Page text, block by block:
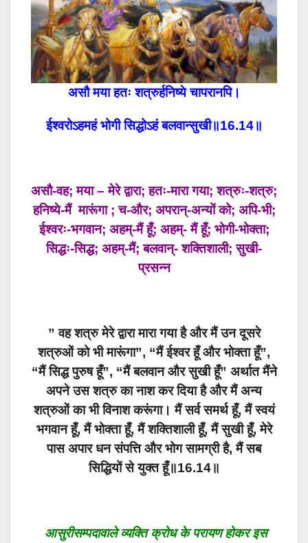
असौ मया हतः शत्रुर्हनिष्ये चापरानपि।
ईश्वरोऽहमहं भोगी सिद्धोऽहं बलवान्सुखी॥16.14॥
असौ-वह; मया – मेरे द्वारा; हतः-मारा गया; शत्रुः-शत्रु;
हनिष्ये-मैं मारूंगा ; च-और; अपरान्-अन्यों को; अपि-भी;
ईश्वरः-भगवान; अहम्-मैं हूँ; अहम्- मैं हूँ; भोगी-भोक्ता;
सिद्धः-सिद्ध; अहम्-मैं; बलवान्- शक्तिशाली; सुखी-
प्रसन्न
” वह शत्रु मेरे द्वारा मारा गया है और मैं उन दूसरे
शत्रुओं को भी मारूंगा”, “मैं ईश्वर हूँ और भोक्ता हूँ”,
“मैं सिद्ध पुरुष हूँ”, “मैं बलवान और सुखी हूँ” अर्थात मैंने
अपने उस शत्रु का नाश कर दिया है और मैं अन्य
शत्रुओं का भी विनाश करूंगा। मैं सर्व समर्थ हूँ, मैं स्वयं
भगवान हूँ, मैं भोक्ता हूँ, मैं शक्तिशाली हूँ, मैं सुखी हूँ, मेरे
पास अपार धन संपत्ति और भोग सामग्री है, मैं सब
सिद्धियों से युक्त हूँ॥16.14॥
आसुरीसम्पदावाले व्यक्ति क्रोध के परायण होकर इस